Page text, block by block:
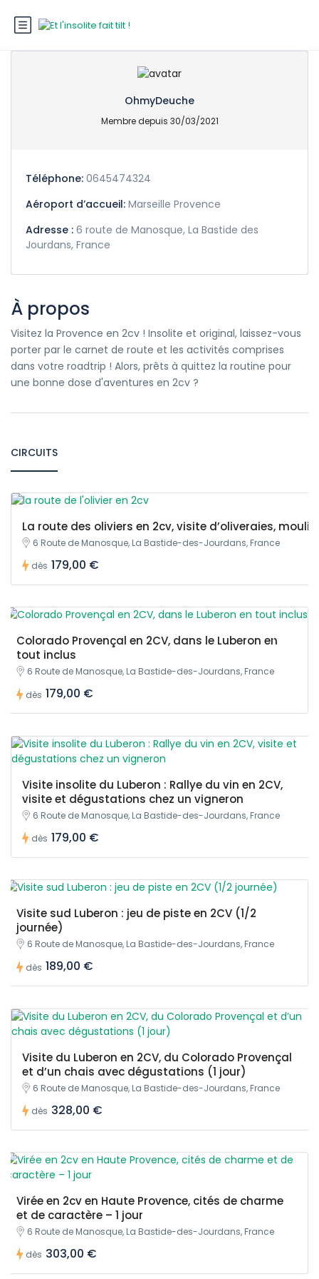
OhmyDeuche
Membre depuis 30/03/2021
Téléphone: 0645474324
Aéroport d’accueil: Marseille Provence
Adresse : 6 route de Manosque, La Bastide des
Jourdans, France
À propos
Visitez la Provence en 2cv ! Insolite et original, laissez-vous
porter par le carnet de route et les activités comprises
dans votre roadtrip ! Alors, prêts à quittez la routine pour
une bonne dose d'aventures en 2cv ?
CIRCUITS
La route des oliviers en 2cv, visite d’oliveraies,
6 Route de Manosque, La Bastide-des-Jourdans, France
dès 179,00 €
Colorado Provençal en 2CV, dans le Luberon en
tout inclus
6 Route de Manosque, La Bastide-des-Jourdans, France
dès 179,00 €
Visite insolite du Luberon : Rallye du vin en 2CV,
visite et dégustations chez un vigneron
6 Route de Manosque, La Bastide-des-Jourdans, France
dès 179,00 €
Visite sud Luberon : jeu de piste en 2CV (1/2
journée)
6 Route de Manosque, La Bastide-des-Jourdans, France
dès 189,00 €
Visite du Luberon en 2CV, du Colorado Provençal
et d’un chais avec dégustations (1 jour)
6 Route de Manosque, La Bastide-des-Jourdans, France
dès 328,00 €
Virée en 2cv en Haute Provence, cités de charme
et de caractère – 1 jour
6 Route de Manosque, La Bastide-des-Jourdans, France
dès 303,00 €